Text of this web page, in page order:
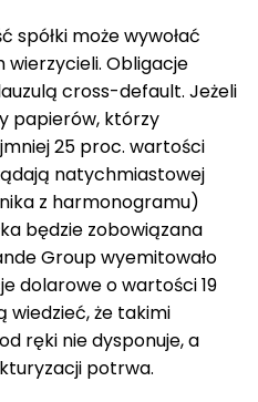
spółki może wywołać
wierzycieli. Obligacje
cross-default. Jeżeli
papierów, którzy
25 proc. wartości
natychmiastowej
z harmonogramu)
będzie zobowiązana
Group wyemitowało
dolarowe o wartości 19
wiedzieć, że takimi
ręki nie dysponuje, a
potrwa.